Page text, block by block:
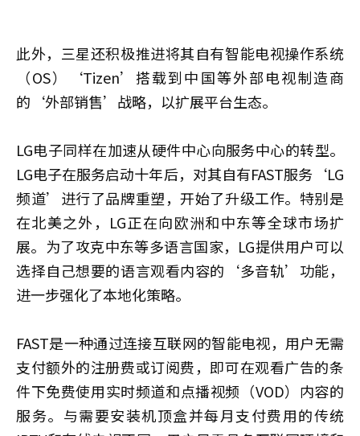
此外，三星还积极推进将其自有智能电视操作系统
（OS）‘Tizen’搭载到中国等外部电视制造商
的‘外部销售’战略，以扩展平台生态。
LG电子同样在加速从硬件中心向服务中心的转型。
LG电子在服务启动十年后，对其自有FAST服务‘LG
频道’进行了品牌重塑，开始了升级工作。特别是
在北美之外，LG正在向欧洲和中东等全球市场扩
展。为了攻克中东等多语言国家，LG提供用户可以
选择自己想要的语言观看内容的‘多音轨’功能，
进一步强化了本地化策略。
FAST是一种通过连接互联网的智能电视，用户无需
支付额外的注册费或订阅费，即可在观看广告的条
件下免费使用实时频道和点播视频（VOD）内容的
服务。与需要安装机顶盒并每月支付费用的传统